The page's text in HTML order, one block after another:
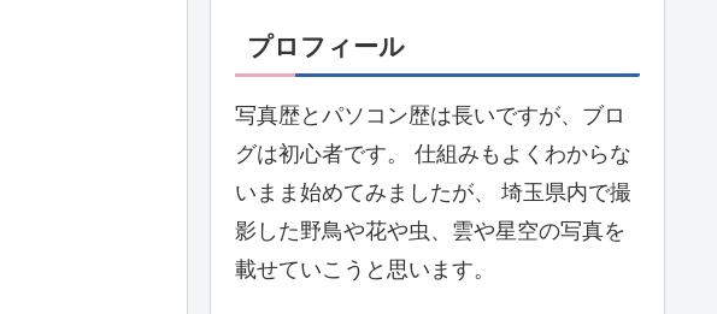
プロフィール
写真歴とパソコン歴は長いですが、ブロ
グは初心者です。 仕組みもよくわからな
いまま始めてみましたが、 埼玉県内で撮
影した野鳥や花や虫、雲や星空の写真を
載せていこうと思います。